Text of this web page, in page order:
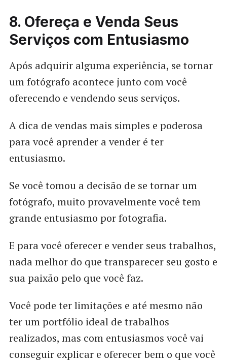
8. Ofereça e Venda Seus
Serviços com Entusiasmo
Após adquirir alguma experiência, se tornar
um fotógrafo acontece junto com você
oferecendo e vendendo seus serviços.
A dica de vendas mais simples e poderosa
para você aprender a vender é ter
entusiasmo.
Se você tomou a decisão de se tornar um
fotógrafo, muito provavelmente você tem
grande entusiasmo por fotografia.
E para você oferecer e vender seus trabalhos,
nada melhor do que transparecer seu gosto e
sua paixão pelo que você faz.
Você pode ter limitações e até mesmo não
ter um portfólio ideal de trabalhos
realizados, mas com entusiasmos você vai
conseguir explicar e oferecer bem o que você